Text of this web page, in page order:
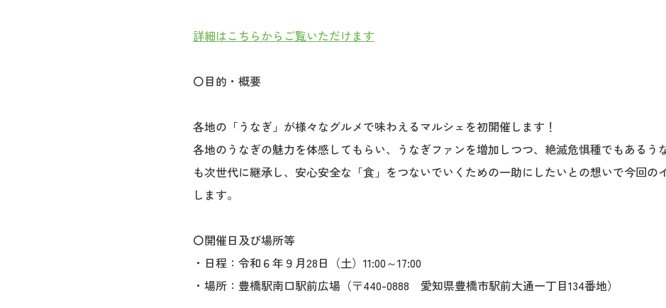
詳細はこちらからご覧いただけます
〇目的・概要
各地の「うなぎ」が様々なグルメで味わえるマルシェを初開催します！
各地のうなぎの魅力を体感してもらい、うなぎファンを増加しつつ、絶滅危惧種でもあるう
も次世代に継承し、安心安全な「食」をつないでいくための一助にしたいとの想いで今回の
します。
〇開催日及び場所等
・日程：令和６年９月28日（土）11:00～17:00
・場所：豊橋駅南口駅前広場（〒440-0888 愛知県豊橋市駅前大通一丁目134番地）